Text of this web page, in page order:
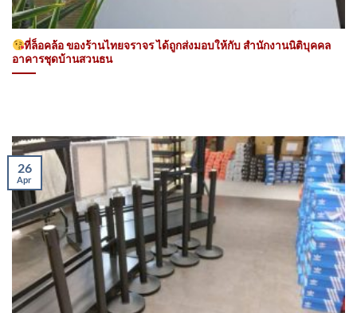
ที่ล็อคล้อ ของร้านไทยจราจร ได้ถูกส่งมอบให้กับ สำนักงานนิติบุคคล
อาคารชุดบ้านสวนธน
26
Apr